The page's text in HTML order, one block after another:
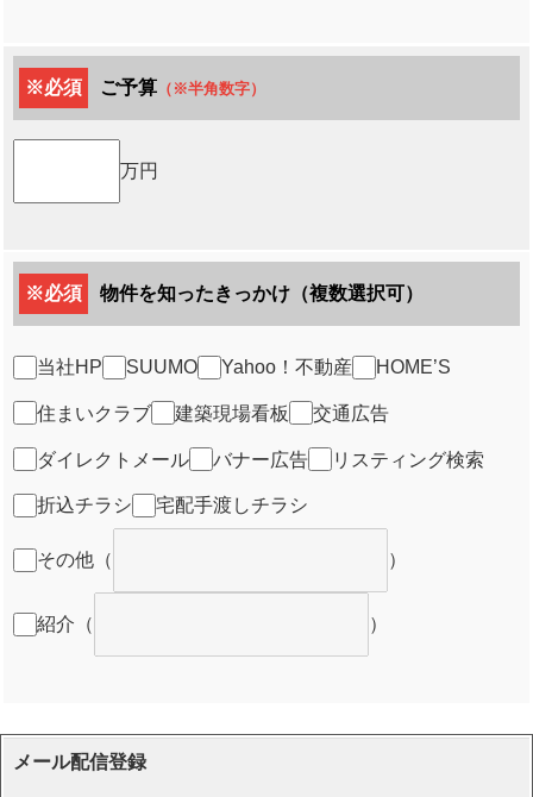
※必須 ご予算（※半角数字）
万円
※必須 物件を知ったきっかけ（複数選択可）
当社HP SUUMO Yahoo！不動産 HOME’S
住まいクラブ 建築現場看板 交通広告
ダイレクトメール バナー広告 リスティング検索
折込チラシ 宅配手渡しチラシ
その他（ ）
紹介 （ ）
メール配信登録